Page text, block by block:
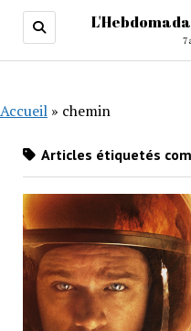
7
Accueil » chemin
Articles étiquetés